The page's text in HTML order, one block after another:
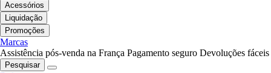
Acessórios
Liquidação
Promoções
Marcas
Assistência pós-venda na França Pagamento seguro Devoluções fáceis
Pesquisar